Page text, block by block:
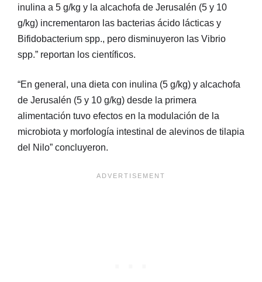
inulina a 5 g/kg y la alcachofa de Jerusalén (5 y 10
g/kg) incrementaron las bacterias ácido lácticas y
Bifidobacterium spp., pero disminuyeron las Vibrio
spp.” reportan los científicos.
“En general, una dieta con inulina (5 g/kg) y alcachofa
de Jerusalén (5 y 10 g/kg) desde la primera
alimentación tuvo efectos en la modulación de la
microbiota y morfología intestinal de alevinos de tilapia
del Nilo” concluyeron.